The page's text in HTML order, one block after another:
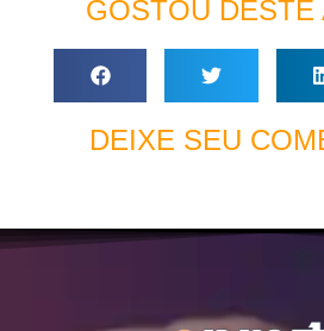
GOSTOU DESTE
DEIXE SEU